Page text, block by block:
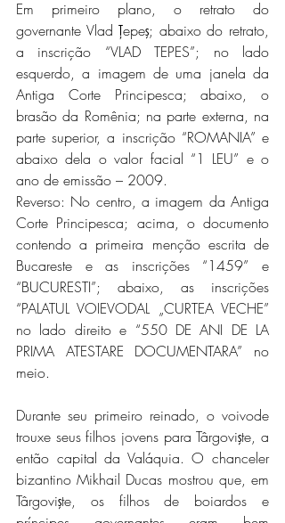
Em primeiro plano, o retrato do
governante Vlad Ţepeş; abaixo do retrato,
a inscrição “VLAD TEPES”; no lado
esquerdo, a imagem de uma janela da
Antiga Corte Principesca; abaixo, o
brasão da Romênia; na parte externa, na
parte superior, a inscrição “ROMANIA” e
abaixo dela o valor facial “1 LEU” e o
ano de emissão – 2009.
Reverso: No centro, a imagem da Antiga
Corte Principesca; acima, o documento
contendo a primeira menção escrita de
Bucareste e as inscrições “1459” e
“BUCURESTI”; abaixo, as inscrições
“PALATUL VOIEVODAL „CURTEA VECHE”
no lado direito e “550 DE ANI DE LA
PRIMA ATESTARE DOCUMENTARA” no
meio.
Durante seu primeiro reinado, o voivode
trouxe seus filhos jovens para Târgovişte, a
então capital da Valáquia. O chanceler
bizantino Mikhail Ducas mostrou que, em
Târgovişte, os filhos de boiardos e